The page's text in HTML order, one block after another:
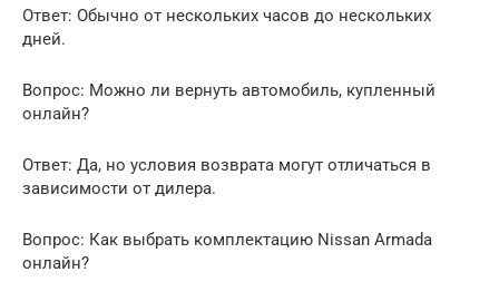
Ответ: Обычно от нескольких часов до нескольких
дней.
Вопрос: Можно ли вернуть автомобиль, купленный
онлайн?
Ответ: Да, но условия возврата могут отличаться в
зависимости от дилера.
Вопрос: Как выбрать комплектацию Nissan Armada
онлайн?